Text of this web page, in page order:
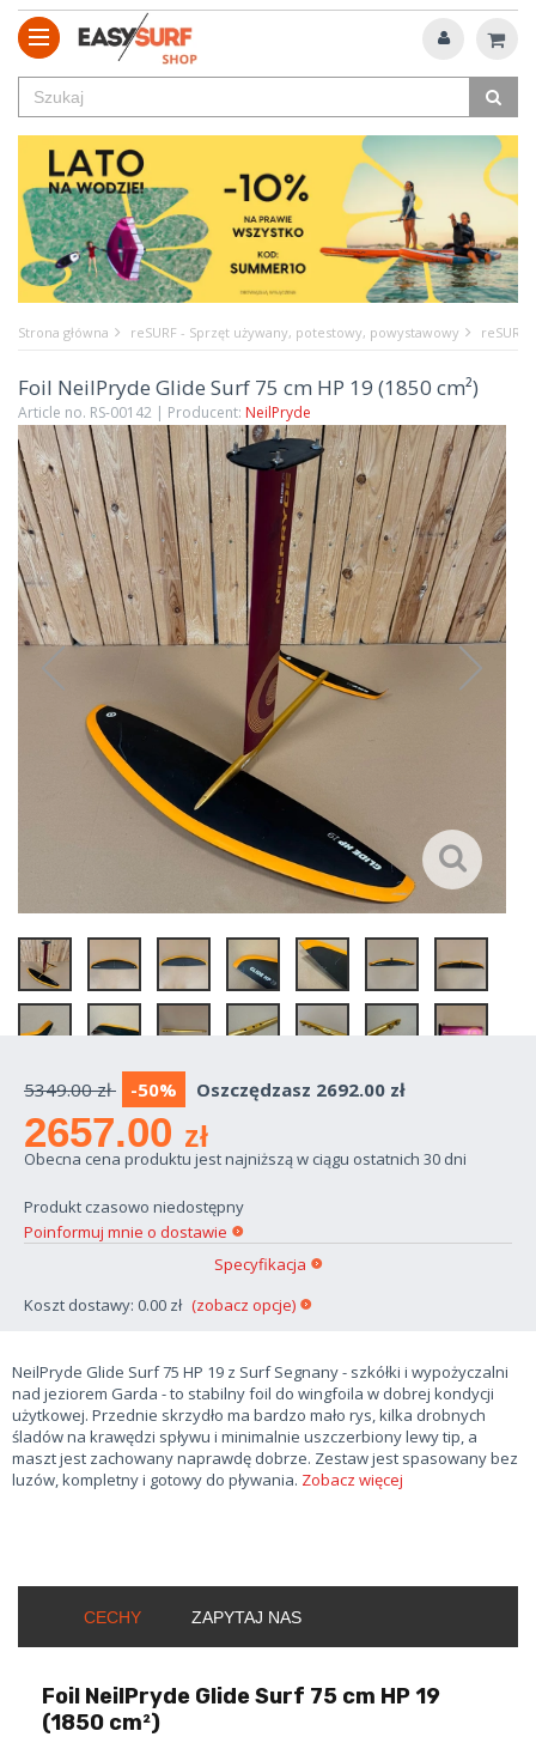
Strona główna reSURF - Sprzęt używany, potestowy, powystawowy reSURF
Foil NeilPryde Glide Surf 75 cm HP 19 (1850 cm²)
Article no. RS-00142 | Producent: NeilPryde
5349.00 zł -50% Oszczędzasz 2692.00 zł
2657.00 zł
Obecna cena produktu jest najniższą w ciągu ostatnich 30 dni
Poinformuj mnie o dostawie
Produkt czasowo niedostępny
Koszt dostawy: 0.00 zł (zobacz opcje)
Specyfikacja
NeilPryde Glide Surf 75 HP 19 z Surf Segnany - szkółki i wypożyczalni
nad jeziorem Garda - to stabilny foil do wingfoila w dobrej kondycji
użytkowej. Przednie skrzydło ma bardzo mało rys, kilka drobnych
śladów na krawędzi spływu i minimalnie uszczerbiony lewy tip, a
maszt jest zachowany naprawdę dobrze. Zestaw jest spasowany bez
luzów, kompletny i gotowy do pływania. Zobacz więcej
CECHY ZAPYTAJ NAS
Foil NeilPryde Glide Surf 75 cm HP 19
(1850 cm²)